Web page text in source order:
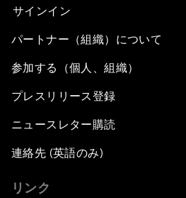
サインイン
パートナー（組織）について
参加する（個人、組織）
プレスリリース登録
ニュースレター購読
連絡先 (英語のみ)
リンク